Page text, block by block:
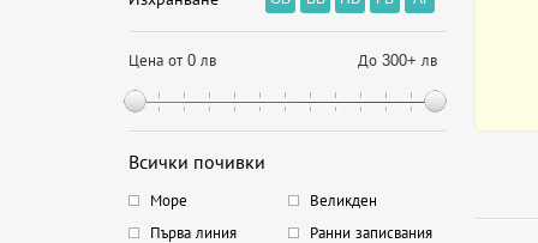
Цена от 0 лв До 300+ лв
Всички почивки
Море
Великден
Първа линия
Ранни записвания